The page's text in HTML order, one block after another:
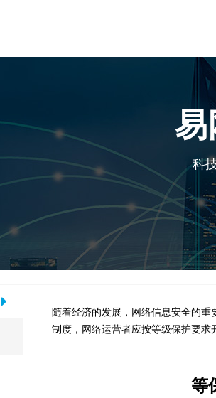
科
随着经济的发展，网络信息安全的
制度，网络运营者应按等级保护要求
等